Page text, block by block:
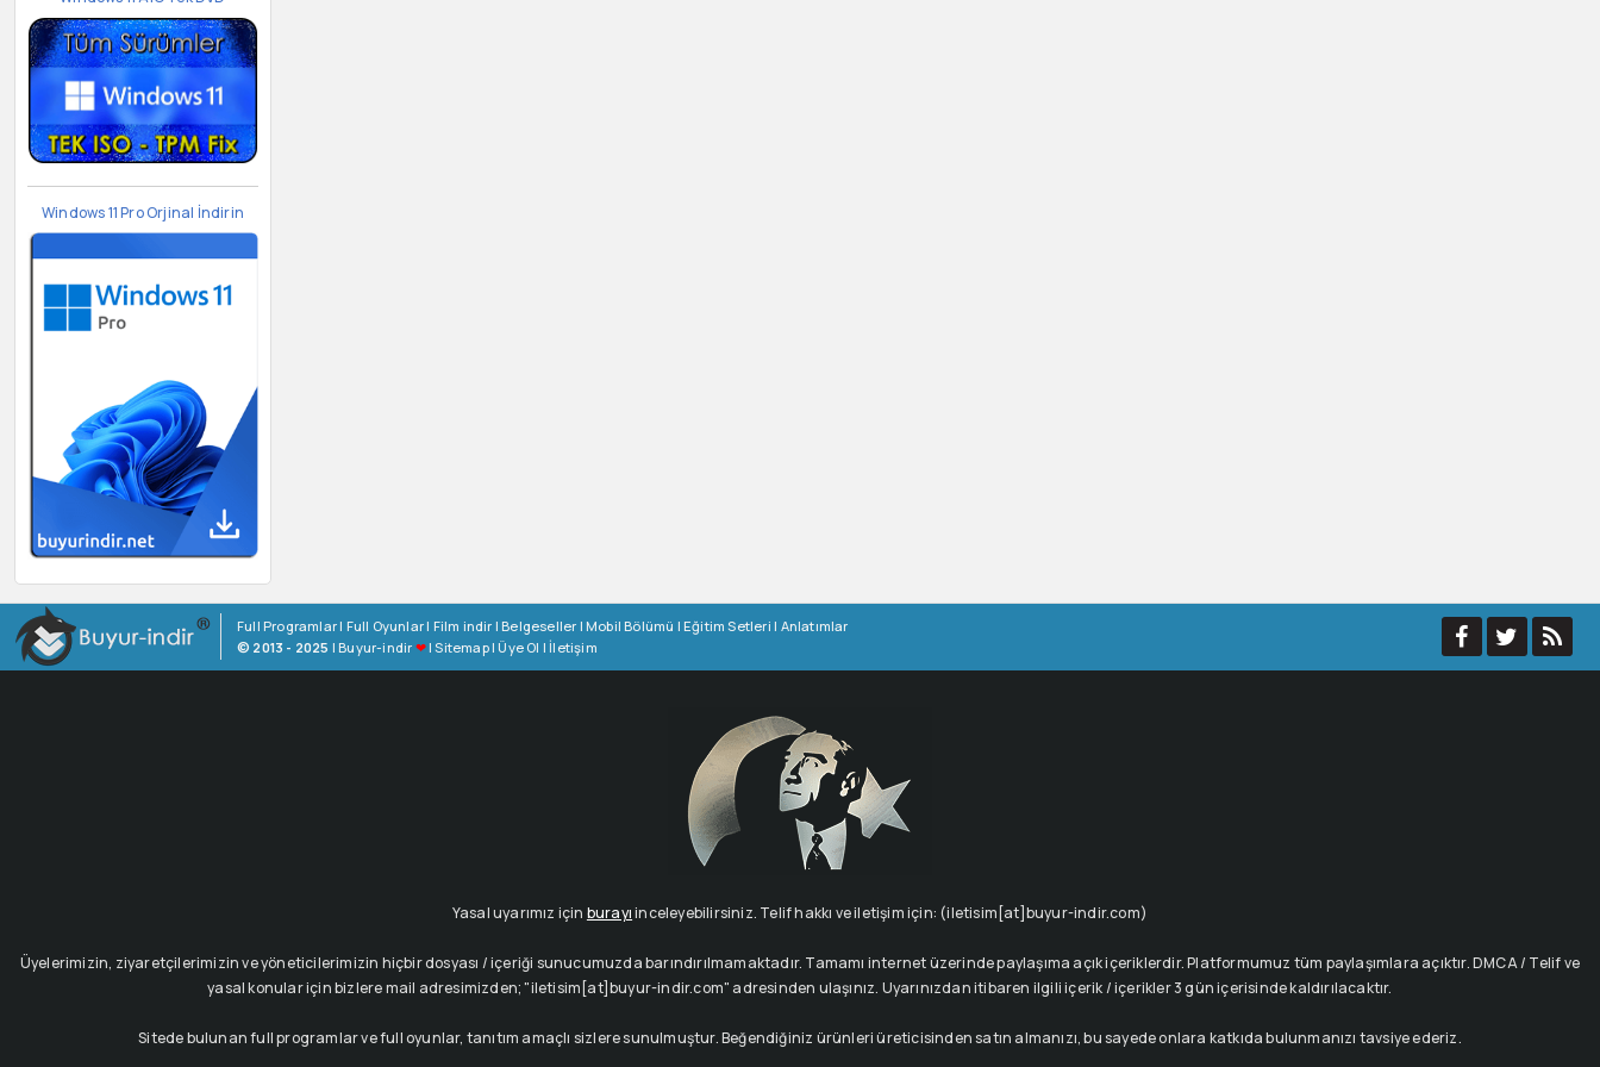
Windows 11 Pro Orjinal İndirin
Full Programlar| Full Oyunlar| Film indir |Belgeseller |Mobil Bölümü |Eğitim Setleri | Anlatımlar
© 2013 - 2025 |Buyur-indir ❤|Sitemap|Üye Ol | İletişim
Yasal uyarımız için burayıinceleyebilirsiniz. Telif hakkı ve iletişim için: (iletisim[at]buyur-indir.com)
Üyelerimizin, ziyaretçilerimizin ve yöneticilerimizin hiçbir dosyası / içeriği sunucumuzda barındırılmamaktadır. Tamamı internet üzerinde paylaşıma açık içeriklerdir. Platformumuz tüm paylaşımlara açıktır. DMCA / Telif ve
yasal konular için bizlere mail adresimizden; "iletisim[at]buyur-indir.com" adresinden ulaşınız. Uyarınızdan itibaren ilgili içerik / içerikler 3 gün içerisinde kaldırılacaktır.
Sitede bulunan full programlar ve full oyunlar, tanıtım amaçlı sizlere sunulmuştur. Beğendiğiniz ürünleri üreticisinden satın almanızı, bu sayede onlara katkıda bulunmanızı tavsiye ederiz.